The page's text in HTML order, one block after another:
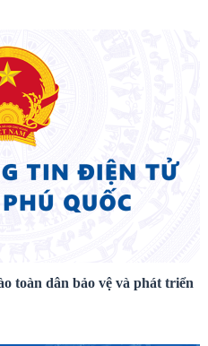
toàn dân bảo vệ và phát triển